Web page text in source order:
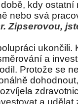
kdy ostatní
nebo svá
Zipserovou,
ukončili.
a
Protože se
a udělat